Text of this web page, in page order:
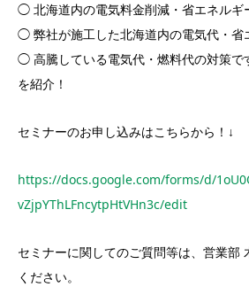
◯ 北海道内の電気料金削減・省エネルギ
◯ 弊社が施工した北海道内の電気代・省
◯ 高騰している電気代・燃料代の対策で
を紹介！
セミナーのお申し込みはこちらから！↓
https://docs.google.com/forms/d/
vZjpYThLFncytpHtVHn3c/edit
セミナーに関してのご質問等は、営業部
ください。